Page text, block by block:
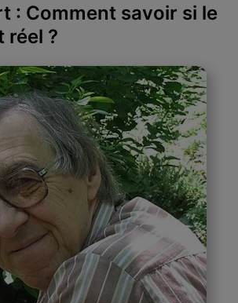
: Comment savoir si le
réel ?